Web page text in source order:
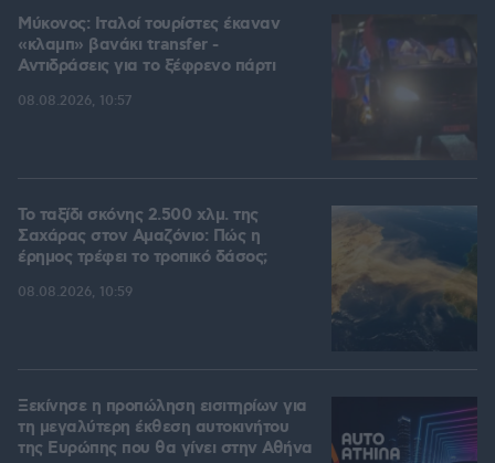
Μύκονος: Ιταλοί τουρίστες έκαναν
«κλαμπ» βανάκι transfer -
Αντιδράσεις για το ξέφρενο πάρτι
08.08.2026, 10:57
Το ταξίδι σκόνης 2.500 χλμ. της
Σαχάρας στον Αμαζόνιο: Πώς η
έρημος τρέφει το τροπικό δάσος;
08.08.2026, 10:59
Ξεκίνησε η προπώληση εισιτηρίων για
τη μεγαλύτερη έκθεση αυτοκινήτου
της Ευρώπης που θα γίνει στην Αθήνα